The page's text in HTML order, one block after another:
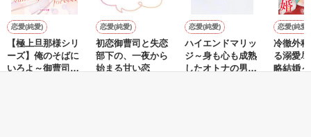
て……🐥💓🦅
※表紙も作中使用の画像も全てフリー素材です。
※執筆期間2026.6.3〜7.20完結です。
※他サイトさんにて恋愛トレンド1位でした〜良かったら読ん
恋愛(純愛)
【極上旦那様シリ
ーズ】俺のそばに
いろよ～御曹司と
恋愛(純愛)
初恋御曹司と失恋
部下の、一夜から
始まる甘い恋
恋愛(純愛)
ハイエンドマリッ
ジ～身も心も成熟
したオトナの男に
恋愛(純愛)
冷徹外
る溺愛
略結婚